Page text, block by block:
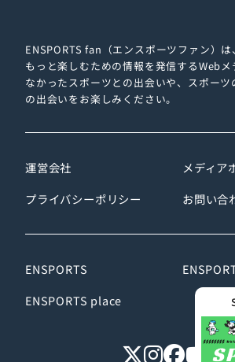
ENSPORTS fan（エンスポーツファン）
もっと楽しむための情報を発信するWebメ
なかったスポーツとの出会いや、スポーツ
の出会いをお楽しみください。
運営会社
メディア
プライバシーポリシー
お問い合
ENSPORTS
ENSPORTS place